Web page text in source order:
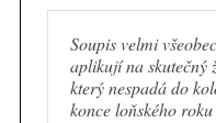
Soupis velmi
aplikují na skutečný
který nespadá do
konce loňského